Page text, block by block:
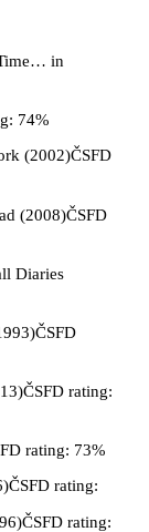
in
74%
(2002)ČSFD
(2008)ČSFD
Diaries
rating:
rating: 73%
rating:
rating: